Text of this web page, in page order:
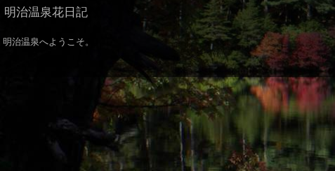
明治温泉花日記
明治温泉へようこそ。